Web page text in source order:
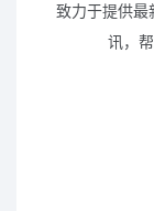
致力于提供最
讯，